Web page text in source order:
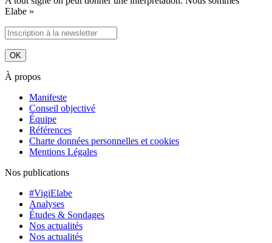
Elabe »
À propos
Manifeste
Conseil objectivé
Équipe
Références
Charte données personnelles et cookies
Mentions Légales
Nos publications
#VigiElabe
Analyses
Études & Sondages
Nos actualités
Nos actualités